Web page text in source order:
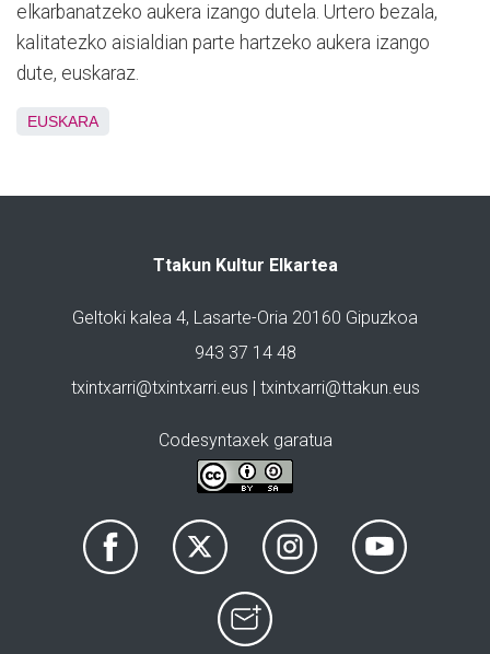
elkarbanatzeko aukera izango dutela. Urtero bezala,
kalitatezko aisialdian parte hartzeko aukera izango
dute, euskaraz.
EUSKARA
Ttakun Kultur Elkartea
Geltoki kalea 4, Lasarte-Oria 20160 Gipuzkoa
943 37 14 48
txintxarri@txintxarri.eus | txintxarri@ttakun.eus
Codesyntaxek garatua